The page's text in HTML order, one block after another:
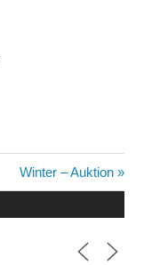
Nächster
Beitrag:
Winter – Auktion